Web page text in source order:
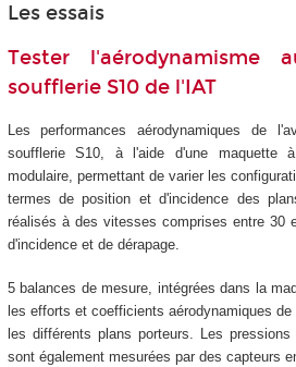
Les essais
Tester
soufflerie S10 de l'IAT
Les performances aérodynamiques de
soufflerie S10, à l'aide d'une maquette
modulaire, permettant de varier les
termes de position et d'incidence des
réalisés à des vitesses comprises entre 30
d'incidence et de dérapage.
5 balances de mesure, intégrées dans la
les efforts et coefficients aérodynamiques
les différents plans porteurs. Les
sont également mesurées par des capteurs